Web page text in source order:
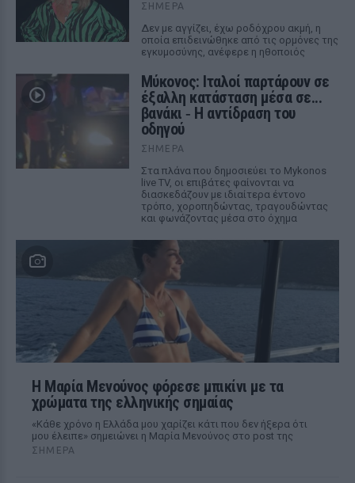
ΣΉΜΕΡΑ
Δεν με αγγίζει, έχω ροδόχρου ακμή, η
οποία επιδεινώθηκε από τις ορμόνες της
εγκυμοσύνης, ανέφερε η ηθοποιός
Μύκονος: Ιταλοί παρτάρουν σε
έξαλλη κατάσταση μέσα σε...
βανάκι ‑ Η αντίδραση του
οδηγού
ΣΉΜΕΡΑ
Στα πλάνα που δημοσιεύει το Mykonos
live TV, οι επιβάτες φαίνονται να
διασκεδάζουν με ιδιαίτερα έντονο
τρόπο, χοροπηδώντας, τραγουδώντας
και φωνάζοντας μέσα στο όχημα
Η Μαρία Μενούνος φόρεσε μπικίνι με τα
χρώματα της ελληνικής σημαίας
«Κάθε χρόνο η Ελλάδα μου χαρίζει κάτι που δεν ήξερα ότι
μου έλειπε» σημειώνει η Μαρία Μενούνος στο post της
ΣΉΜΕΡΑ